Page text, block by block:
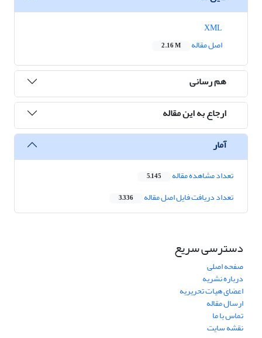
اصل مقاله
2.16 M
هم رسانی
ارجاع به این مقاله
آمار
تعداد مشاهده مقاله 5,145
تعداد دریافت فایل اصل مقاله 3,336
دسترسی سریع
صفحه اصلی
درباره نشریه
اعضای هیات تحریریه
ارسال مقاله
تماس با ما
نقشه سایت